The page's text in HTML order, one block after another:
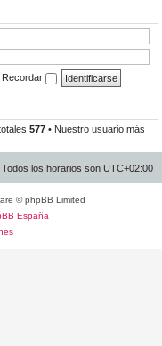
Recordar
577 • Nuestro usuario más
Todos los horarios son UTC+02:00
© phpBB Limited
España